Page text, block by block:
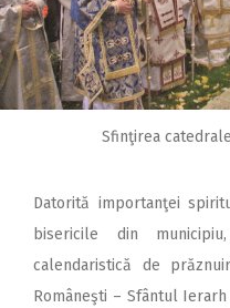
Sfinţirea
Datorită importanţei
bisericile din
calendaristică de
Româneşti – Sfântul